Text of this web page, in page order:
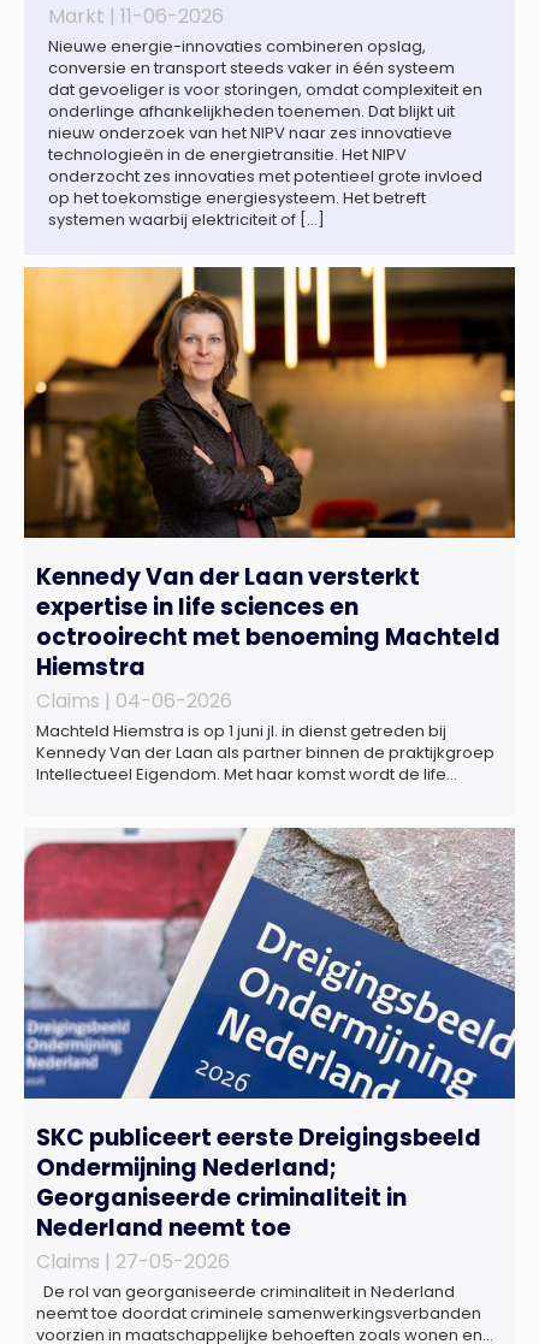
Markt | 11-06-2026
Nieuwe energie-innovaties combineren opslag,
conversie en transport steeds vaker in één systeem
dat gevoeliger is voor storingen, omdat complexiteit en
onderlinge afhankelijkheden toenemen. Dat blijkt uit
nieuw onderzoek van het NIPV naar zes innovatieve
technologieën in de energietransitie. Het NIPV
onderzocht zes innovaties met potentieel grote invloed
op het toekomstige energiesysteem. Het betreft
systemen waarbij elektriciteit of […]
Kennedy Van der Laan versterkt
expertise in life sciences en
octrooirecht met benoeming Machteld
Hiemstra
Claims | 04-06-2026
Machteld Hiemstra is op 1 juni jl. in dienst getreden bij
Kennedy Van der Laan als partner binnen de praktijkgroep
Intellectueel Eigendom. Met haar komst wordt de life
gespecialiseerd in nationale en internationale wet- en
regelgeving relevant voor de life sciences sector en de […]
SKC publiceert eerste Dreigingsbeeld
Ondermijning Nederland;
Georganiseerde criminaliteit in
Nederland neemt toe
Claims | 27-05-2026
De rol van georganiseerde criminaliteit in Nederland
neemt toe doordat criminele samenwerkingsverbanden
voorzien in maatschappelijke behoeften zoals wonen en